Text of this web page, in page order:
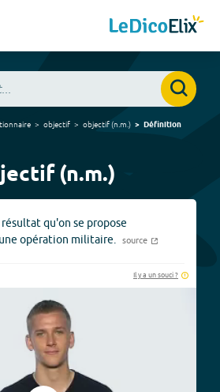
objectif objectif(n.m. ) Définition
(n.m.)
qu'on se propose
opération militaire.
source
Il y a un souci ?